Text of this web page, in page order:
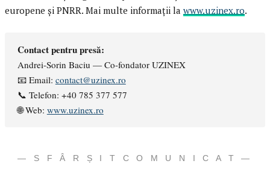
europene și PNRR. Mai multe informații la www.uzinex.ro.
Contact pentru presă:
Andrei-Sorin Baciu — Co-fondator UZINEX
📧 Email: contact@uzinex.ro
📞 Telefon: +40 785 377 577
🌐 Web: www.uzinex.ro
— S F Â R Ș I T C O M U N I C A T —